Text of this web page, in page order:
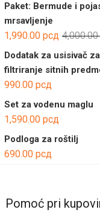
Paket: Bermude i
mrsavljenje
4,000.00
1,990.00 рсд
Dodatak za usisivač za
filtriranje sitnih
990.00 рсд
Set za vodenu maglu
1,590.00 рсд
Podloga za roštilj
690.00 рсд
Pomoć pri